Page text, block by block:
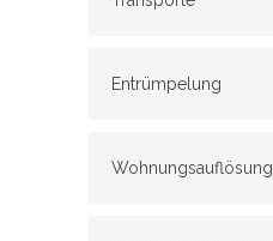
Entrümpelung
Wohnungsauflösung